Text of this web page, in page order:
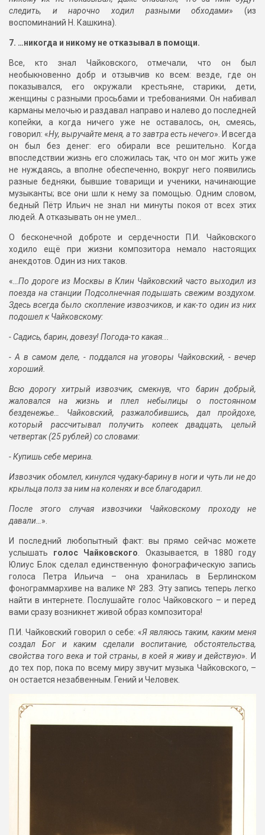
следить, и нарочно ходил разными обходами» (из
воспоминаний Н. Кашкина).
7. …никогда и никому не отказывал в помощи.
Все, кто знал Чайковского, отмечали, что он был
необыкновенно добр и отзывчив ко всем: везде, где он
показывался, его окружали крестьяне, старики, дети,
женщины с разными просьбами и требованиями. Он набивал
карманы мелочью и раздавал направо и налево до последней
копейки, а когда ничего уже не оставалось, он, смеясь,
говорил: «Ну, выручайте меня, а то завтра есть нечего». И всегда
он был без денег: его обирали все решительно. Когда
впоследствии жизнь его сложилась так, что он мог жить уже
не нуждаясь, а вполне обеспеченно, вокруг него появились
разные бедняки, бывшие товарищи и ученики, начинающие
музыканты; все они шли к нему за помощью. Одним словом,
бедный Пётр Ильич не знал ни минуты покоя от всех этих
людей. А отказывать он не умел…
О бесконечной доброте и сердечности П.И. Чайковского
ходило ещё при жизни композитора немало настоящих
анекдотов. Один из них таков.
«…По дороге из Москвы в Клин Чайковский часто выходил из
поезда на станции Подсолнечная подышать свежим воздухом.
Здесь всегда было скопление извозчиков, и как-то один из них
подошел к Чайковскому:
- Садись, барин, довезу! Погода-то какая...
- А в самом деле, - поддался на уговоры Чайковский, - вечер
хороший.
Всю дорогу хитрый извозчик, смекнув, что барин добрый,
жаловался на жизнь и плел небылицы о постоянном
безденежье… Чайковский, разжалобившись, дал пройдохе,
который рассчитывал получить копеек двадцать, целый
четвертак (25 рублей) со словами:
- Купишь себе мерина.
Извозчик обомлел, кинулся чудаку-барину в ноги и чуть ли не до
крыльца полз за ним на коленях и все благодарил.
После этого случая извозчики Чайковскому проходу не
давали…».
И последний любопытный факт: вы прямо сейчас можете
услышать голос Чайковского. Оказывается, в 1880 году
Юлиус Блок сделал единственную фонографическую запись
голоса Петра Ильича – она хранилась в Берлинском
фонограммархиве на валике № 283. Эту запись теперь легко
найти в интернете. Послушайте голос Чайковского – и перед
вами сразу возникнет живой образ композитора!
П.И. Чайковский говорил о себе: «Я являюсь таким, каким меня
создал Бог и каким сделали воспитание, обстоятельства,
свойства того века и той страны, в коей я живу и действую». И
до тех пор, пока по всему миру звучит музыка Чайковского, –
он остается незабвенным. Гений и Человек.